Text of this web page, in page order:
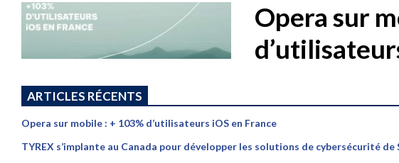
Opera sur
ARTICLES RÉCENTS
Opera sur mobile : + 103% d’utilisateurs iOS en France
TYREX s’implante au Canada pour développer les solutions de cybersécurité de